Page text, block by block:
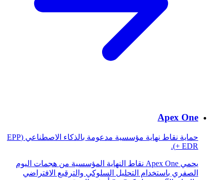
Apex One
حماية نقاط نهاية مؤسسية مدعومة بالذكاء الاصطناعي (EPP
+ EDR).
يحمي Apex One نقاط النهاية المؤسسية من هجمات اليوم
الصفري باستخدام التحليل السلوكي والترقيع الافتراضي